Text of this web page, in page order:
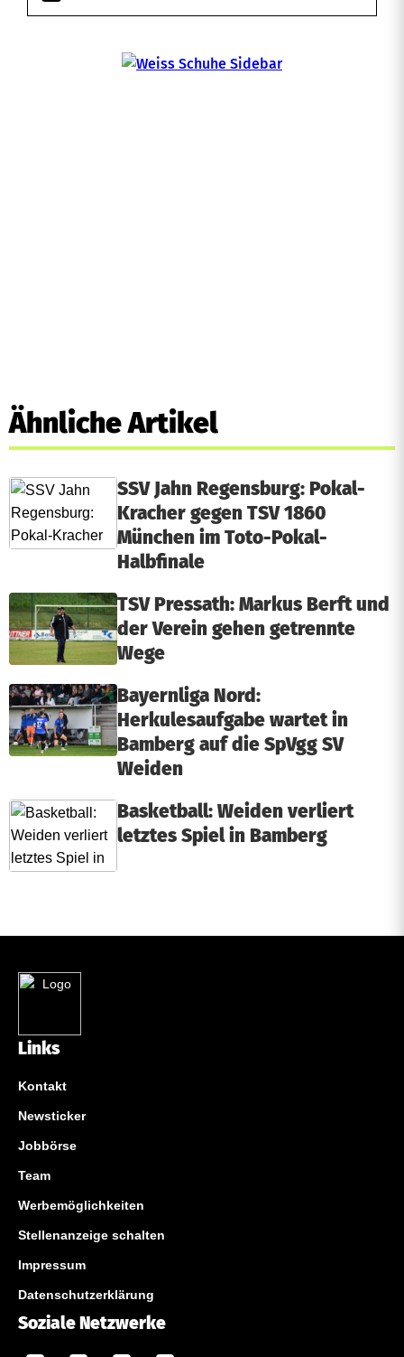
Ähnliche Artikel
SSV Jahn Regensburg: Pokal-
Kracher gegen TSV 1860
München im Toto-Pokal-
Halbfinale
TSV Pressath: Markus Berft und
der Verein gehen getrennte
Wege
Bayernliga Nord:
Herkulesaufgabe wartet in
Bamberg auf die SpVgg SV
Weiden
Basketball: Weiden verliert
letztes Spiel in Bamberg
Links
Kontakt
Newsticker
Jobbörse
Team
Werbemöglichkeiten
Stellenanzeige schalten
Impressum
Datenschutzerklärung
Soziale Netzwerke